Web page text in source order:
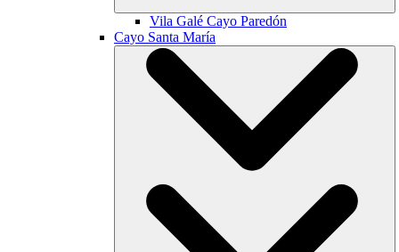
Vila Galé Cayo Paredón
Cayo Santa María